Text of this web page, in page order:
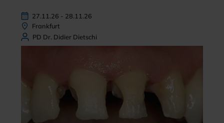
27.11.26 - 28.11.26
Frankfurt
PD Dr. Didier Dietschi